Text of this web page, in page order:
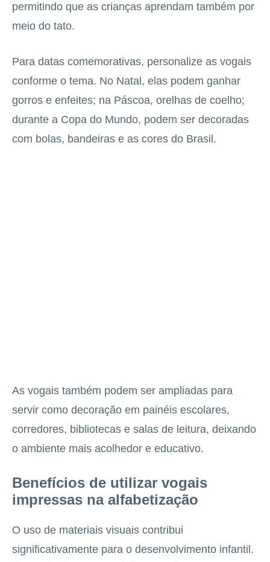
permitindo que as crianças aprendam também por
meio do tato.
Para datas comemorativas, personalize as vogais
conforme o tema. No Natal, elas podem ganhar
gorros e enfeites; na Páscoa, orelhas de coelho;
durante a Copa do Mundo, podem ser decoradas
com bolas, bandeiras e as cores do Brasil.
As vogais também podem ser ampliadas para
servir como decoração em painéis escolares,
corredores, bibliotecas e salas de leitura, deixando
o ambiente mais acolhedor e educativo.
Benefícios de utilizar vogais
impressas na alfabetização
O uso de materiais visuais contribui
significativamente para o desenvolvimento infantil.